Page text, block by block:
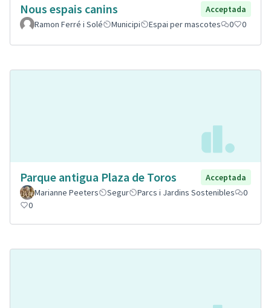
Nous espais canins
Acceptada
Ramon Ferré i Solé
Municipi Espai per mascotes 0 0
Parque antigua Plaza de Toros
Acceptada
Marianne Peeters
Segur Parcs i Jardins Sostenibles
0
0